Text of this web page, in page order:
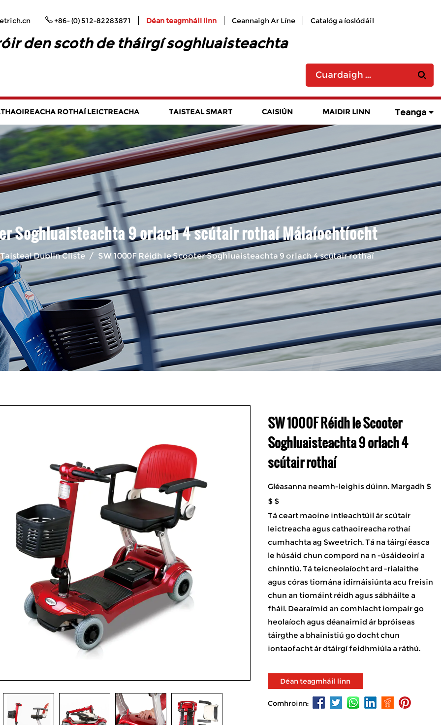
+86- (0) 512-82283871 Déan teagmháil linn Ceannaigh Ar Líne Catalóg a íoslódáil
den scoth de tháirgí soghluaisteachta
ROTHAÍ LEICTREACHA TAISTEAL SMART CAISIÚN MAIDIR LINN Teanga
Soghluaisteachta 9 orlach 4 scútair rothaí Málaíochtíocht
Taisteal Dublin Cliste / SW 1000F Réidh le Scooter Soghluaisteachta 9 orlach 4 scútair rothaí
SW 1000F Réidh le Scooter
Soghluaisteachta 9 orlach 4
scútair rothaí
Gléasanna neamh-leighis dúinn. Margadh $
$ $
Tá ceart maoine intleachtúil ár scútair
leictreacha agus cathaoireacha rothaí
cumhachta ag Sweetrich. Tá na táirgí éasca
le húsáid chun compord na n -úsáideoirí a
chinntiú. Tá teicneolaíocht ard -rialaithe
agus córas tiomána idirnáisiúnta acu freisin
chun an tiomáint réidh agus sábháilte a
fháil. Dearaímid an comhlacht iompair go
heolaíoch agus déanaimid ár bpróiseas
táirgthe a bhainistiú go docht chun
iontaofacht ár dtáirgí feidhmiúla a ráthú.
Déan teagmháil linn
Comhroinn: